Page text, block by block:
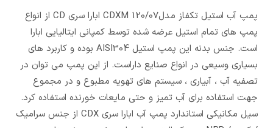
پمپ آب استیل تکفاز مدلCDXM 120/07 ابارا سری CD از انواع
پمپ های تمام استیل عرضه شده توسط کمپانی ایتالیایی ابارا
است. جنس بدنه این پمپ استیل AISI304 بوده و کاربرد های
بسیاری وسیعی در انواع صنایع داراست. از این پمپ می توان در
تصفیه آب ، آبیاری ، سیستم های تهویه مطبوع و در مجموع
جهت استفاده برای آب تمیز و حتی مایعات خورنده استفاده کرد.
سیل مکانیکی استاندارد پمپ آب ابارا سری CDX از جنس سرامیک